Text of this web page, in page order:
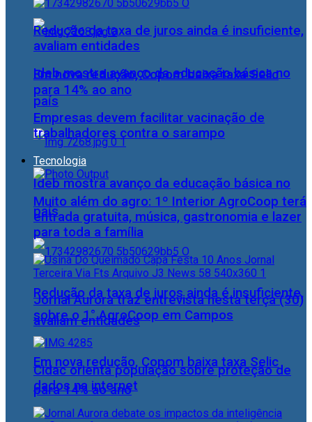
Ideb mostra avanço da educação básica no
país
Ideb mostra avanço da educação básica no
país
Redução da taxa de juros ainda é insuficiente,
avaliam entidades
Em nova redução, Copom baixa taxa Selic
para 14% ao ano
Redução da taxa de juros ainda é insuficiente,
avaliam entidades
Em nova redução, Copom baixa taxa Selic
para 14% ao ano
Empresas devem facilitar vacinação de
trabalhadores contra o sarampo
Tecnologia
Muito além do agro: 1º Interior AgroCoop terá
entrada gratuita, música, gastronomia e lazer
para toda a família
Jornal Aurora traz entrevista nesta terça (30)
sobre o 1° AgroCoop em Campos
Cidac orienta população sobre proteção de
dados na internet